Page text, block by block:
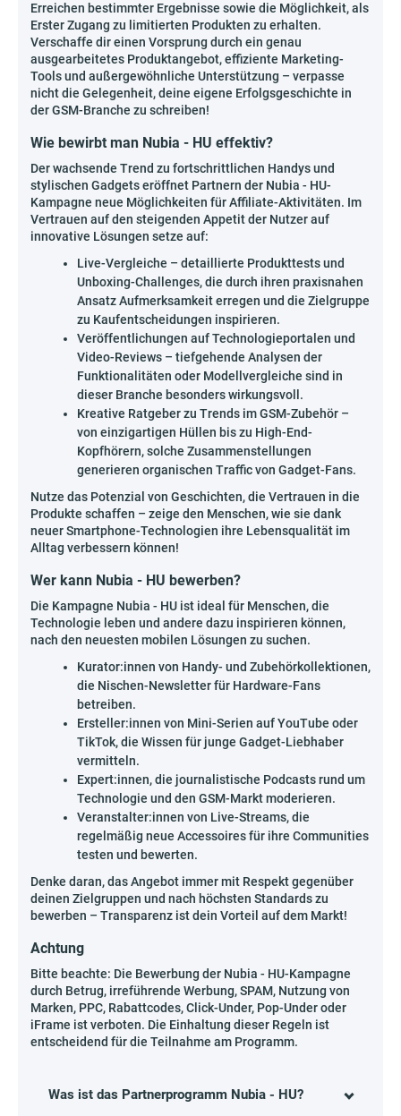
Erreichen bestimmter Ergebnisse sowie die Möglichkeit, als
Erster Zugang zu limitierten Produkten zu erhalten.
Verschaffe dir einen Vorsprung durch ein genau
ausgearbeitetes Produktangebot, effiziente Marketing-
Tools und außergewöhnliche Unterstützung – verpasse
nicht die Gelegenheit, deine eigene Erfolgsgeschichte in
der GSM-Branche zu schreiben!
Wie bewirbt man Nubia - HU effektiv?
Der wachsende Trend zu fortschrittlichen Handys und
stylischen Gadgets eröffnet Partnern der Nubia - HU-
Kampagne neue Möglichkeiten für Affiliate-Aktivitäten. Im
Vertrauen auf den steigenden Appetit der Nutzer auf
innovative Lösungen setze auf:
Live-Vergleiche – detaillierte Produkttests und
Unboxing-Challenges, die durch ihren praxisnahen
Ansatz Aufmerksamkeit erregen und die Zielgruppe
zu Kaufentscheidungen inspirieren.
Veröffentlichungen auf Technologieportalen und
Video-Reviews – tiefgehende Analysen der
Funktionalitäten oder Modellvergleiche sind in
dieser Branche besonders wirkungsvoll.
Kreative Ratgeber zu Trends im GSM-Zubehör –
von einzigartigen Hüllen bis zu High-End-
Kopfhörern, solche Zusammenstellungen
generieren organischen Traffic von Gadget-Fans.
Nutze das Potenzial von Geschichten, die Vertrauen in die
Produkte schaffen – zeige den Menschen, wie sie dank
neuer Smartphone-Technologien ihre Lebensqualität im
Alltag verbessern können!
Wer kann Nubia - HU bewerben?
Die Kampagne Nubia - HU ist ideal für Menschen, die
Technologie leben und andere dazu inspirieren können,
nach den neuesten mobilen Lösungen zu suchen.
Kurator:innen von Handy- und Zubehörkollektionen,
die Nischen-Newsletter für Hardware-Fans
betreiben.
Ersteller:innen von Mini-Serien auf YouTube oder
TikTok, die Wissen für junge Gadget-Liebhaber
vermitteln.
Expert:innen, die journalistische Podcasts rund um
Technologie und den GSM-Markt moderieren.
Veranstalter:innen von Live-Streams, die
regelmäßig neue Accessoires für ihre Communities
testen und bewerten.
Denke daran, das Angebot immer mit Respekt gegenüber
deinen Zielgruppen und nach höchsten Standards zu
bewerben – Transparenz ist dein Vorteil auf dem Markt!
Achtung
Bitte beachte: Die Bewerbung der Nubia - HU-Kampagne
durch Betrug, irreführende Werbung, SPAM, Nutzung von
Marken, PPC, Rabattcodes, Click-Under, Pop-Under oder
iFrame ist verboten. Die Einhaltung dieser Regeln ist
entscheidend für die Teilnahme am Programm.
Was ist das Partnerprogramm Nubia - HU?